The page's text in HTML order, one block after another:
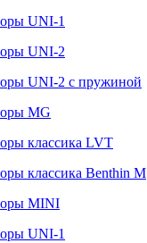
UNI-1
UNI-2
UNI-2 с пружиной
MG
классика LVT
классика Benthin M
MINI
UNI-1